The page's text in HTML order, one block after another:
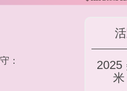
：
2025
米